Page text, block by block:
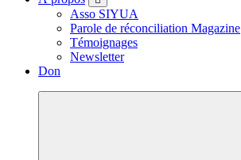
Asso SIYUA
Parole de réconciliation Magazine
Témoignages
Newsletter
Don